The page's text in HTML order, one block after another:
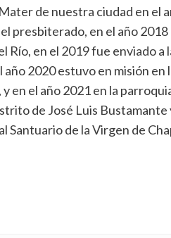
de nuestra ciudad en el
presbiterado, en el año 2018
Río, en el 2019 fue enviado a
2020 estuvo en misión en
y en el año 2021 en la
de José Luis Bustamante
Santuario de la Virgen de